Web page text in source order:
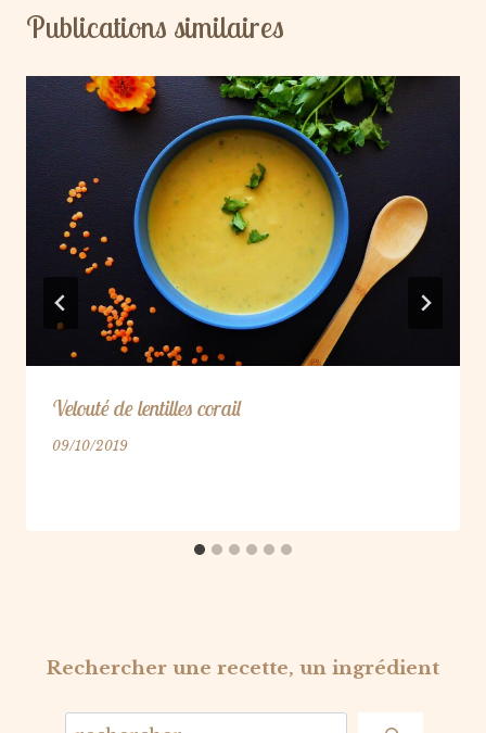
Publications similaires
Velouté de lentilles corail
09/10/2019
Rechercher une recette, un ingrédient